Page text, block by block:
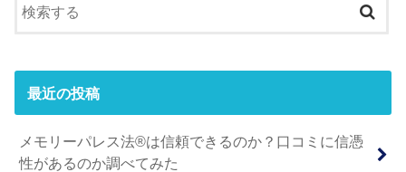
最近の投稿
メモリーパレス法®︎は信頼できるのか？口コミに信憑
性があるのか調べてみた